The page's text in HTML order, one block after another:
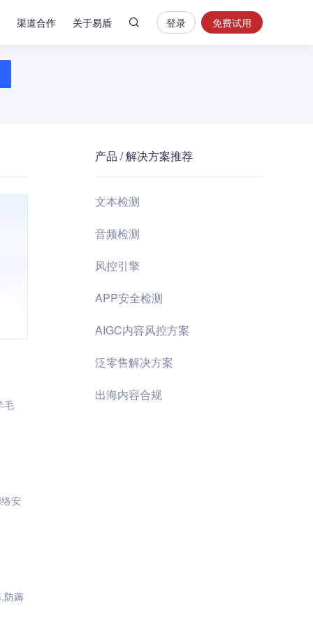
渠道合作 关于易盾
安
全
控
登录 免费试用
毛
安
防薅
产品 / 解决方案推荐
文本检测
音频检测
风控引擎
APP安全检测
AIGC内容风控方案
泛零售解决方案
出海内容合规